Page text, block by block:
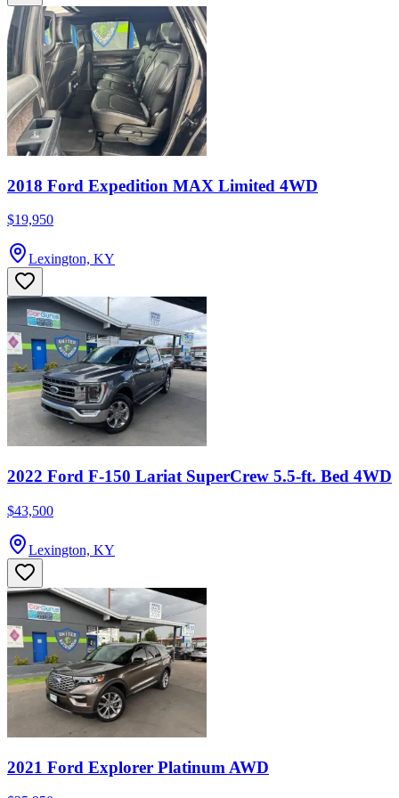
2018 Ford Expedition MAX Limited 4WD
$19,950
Lexington, KY
2022 Ford F-150 Lariat SuperCrew 5.5-ft. Bed 4WD
$43,500
Lexington, KY
2021 Ford Explorer Platinum AWD